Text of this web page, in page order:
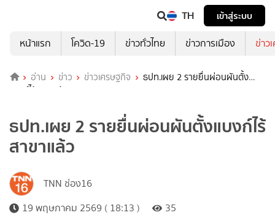
TH
เข้าสู่ระบบ
หน้าแรก
โควิด-19 ข่าวทั่วไทย ข่าวการเมือง ข่าว
อ่าน ข่าว ข่าวเศรษฐกิจ
ธปท.เผย 2 รายยื่นผ่อนผันตั้ง
แบงก์ไร้สาขาแล้ว
ธปท.เผย 2 รายยื่นผ่อนผันตั้งแบงก์ไร้
สาขาแล้ว
TNN ช่อง16
19 พฤษภาคม 2569 ( 18:13 )
35